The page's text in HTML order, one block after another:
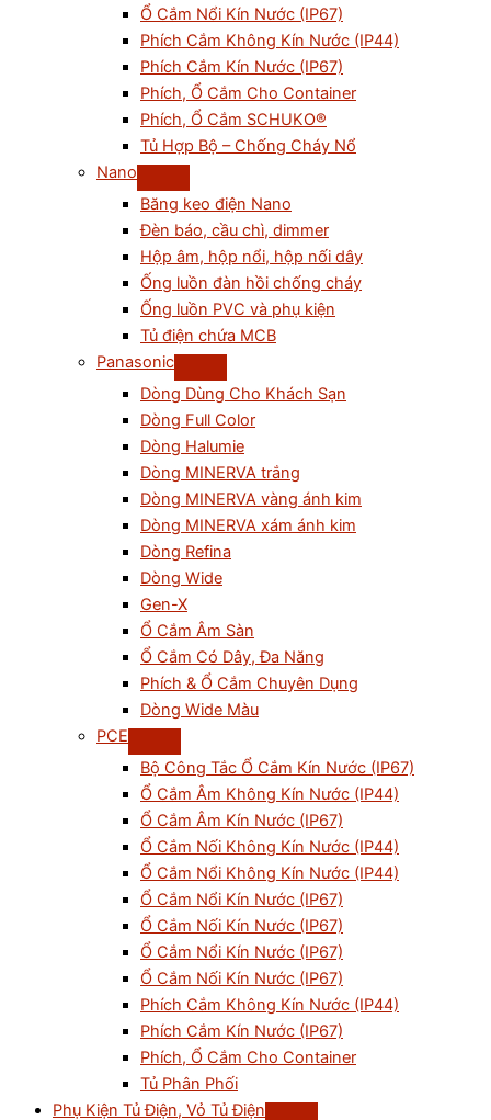
Ổ Cắm Nổi Kín Nước (IP67)
Phích Cắm Không Kín Nước (IP44)
Phích Cắm Kín Nước (IP67)
Phích, Ổ Cắm Cho Container
Phích, Ổ Cắm SCHUKO®
Tủ Hợp Bộ – Chống Cháy Nổ
Nano
Băng keo điện Nano
Đèn báo, cầu chì, dimmer
Hộp âm, hộp nổi, hộp nối dây
Ống luồn đàn hồi chống cháy
Ống luồn PVC và phụ kiện
Tủ điện chứa MCB
Panasonic
Dòng Dùng Cho Khách Sạn
Dòng Full Color
Dòng Halumie
Dòng MINERVA trắng
Dòng MINERVA vàng ánh kim
Dòng MINERVA xám ánh kim
Dòng Refina
Dòng Wide
Gen-X
Ổ Cắm Âm Sàn
Ổ Cắm Có Dây, Đa Năng
Phích & Ổ Cắm Chuyên Dụng
Dòng Wide Màu
PCE
Bộ Công Tắc Ổ Cắm Kín Nước (IP67)
Ổ Cắm Âm Không Kín Nước (IP44)
Ổ Cắm Âm Kín Nước (IP67)
Ổ Cắm Nối Không Kín Nước (IP44)
Ổ Cắm Nổi Không Kín Nước (IP44)
Ổ Cắm Nổi Kín Nước (IP67)
Ổ Cắm Nối Kín Nước (IP67)
Ổ Cắm Nổi Kín Nước (IP67)
Ổ Cắm Nối Kín Nước (IP67)
Phích Cắm Không Kín Nước (IP44)
Phích Cắm Kín Nước (IP67)
Phích, Ổ Cắm Cho Container
Tủ Phân Phối
Phụ Kiện Tủ Điện, Vỏ Tủ Điện